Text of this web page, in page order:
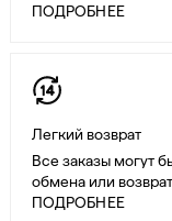
ПОДРОБНЕЕ
Легкий возврат
Все заказы могут
обмена или
ПОДРОБНЕЕ